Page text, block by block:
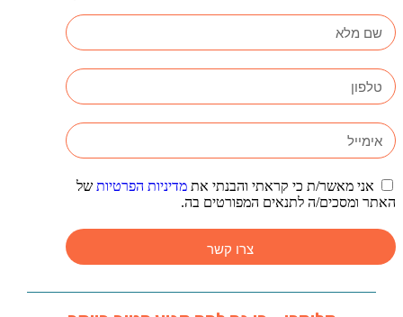
אני מאשר/ת כי קראתי והבנתי את מדיניות הפרטיות של
האתר ומסכים/ה לתנאים המפורטים בה.
צרו קשר